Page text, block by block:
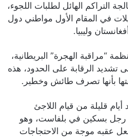
التراكم الهائل لطلبات اللجوء،
في المقام الأول مواطني دول
وليبيا.
“مراقبة الهجرة” البريطانية،
تشديد الرقابة على الحدود، هذه
بأنها تصرف طائش وخطير.
قليلة من قيام اللاجئ
رجل بسكين في بلفاست، وهو
عقبه موجة من الاحتجاجات